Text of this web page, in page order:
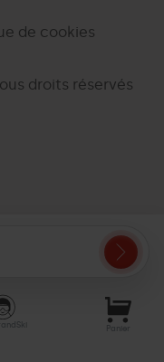
droits réservés
de cookies
Panier